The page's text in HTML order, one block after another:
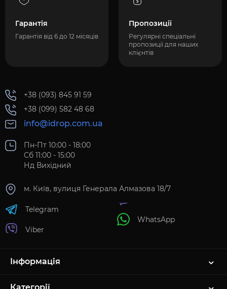
Гарантія
Гарантія від 6 до 12 місяців
Пропозиції
Регулярні спеціальні
пропозиції для наших
клієнтів
+38 (093) 845 91 59
+38 (099) 582 48 68
info@idrop.com.ua
Пн-Пт 10:00 - 18:00
Сб 11:00 - 15:00
Нд Вихідний
м. Київ, вулиця Генерала Алмазова 18/7
Telegram
Viber
WhatsApp
Інформація